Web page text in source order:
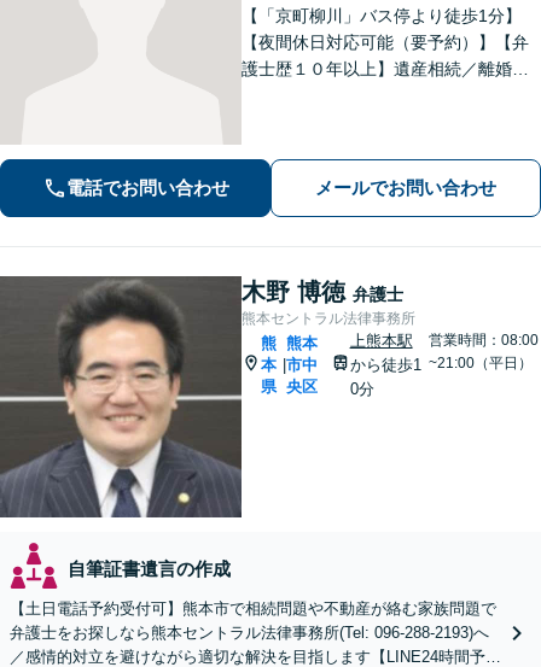
【「京町柳川」バス停より徒歩1分】
【夜間休日対応可能（要予約）】【弁
護士歴１０年以上】遺産相続／離婚・
す。お気軽にご相談ください。
電話でお問い合わせ メールでお問い合わせ
木野 博徳 弁護士
熊本セントラル法律事務所
熊
本
県
|
熊本
市中
央区
上熊本駅
から徒歩1
0分
営業時間：08:00
~21:00（平日）
自筆証書遺言の作成
【土日電話予約受付可】熊本市で相続問題や不動産が絡む家族問題で
弁護士をお探しなら熊本セントラル法律事務所(Tel: 096-288-2193)へ
／感情的対立を避けながら適切な解決を目指します【LINE24時間予約